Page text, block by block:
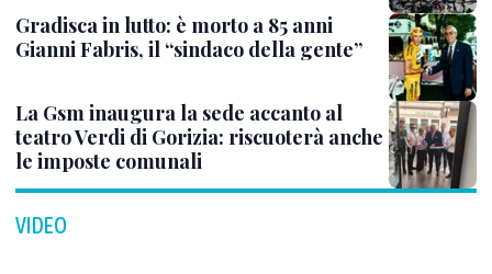
Gradisca in lutto: è morto a 85 anni
Gianni Fabris, il “sindaco della gente”
La Gsm inaugura la sede accanto al
teatro Verdi di Gorizia: riscuoterà anche
le imposte comunali
VIDEO